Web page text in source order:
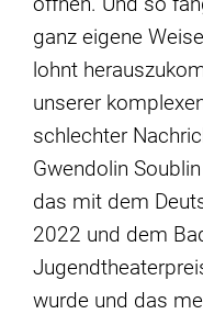
ganz eigene
lohnt
unserer
schlechter
Gwendolin
das mit dem
2022 und dem
wurde und das